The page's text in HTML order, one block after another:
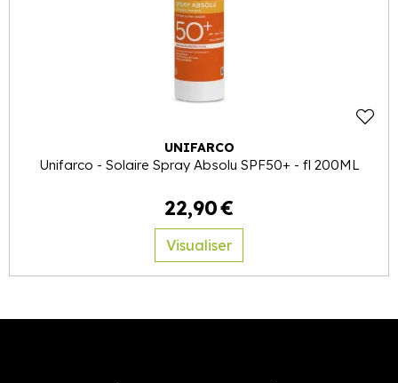
UNIFARCO
Unifarco - Solaire Spray Absolu SPF50+ - fl 200ML
22,90€
Visualiser